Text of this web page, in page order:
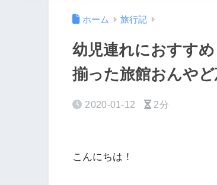
ホーム 旅行記
幼児連れにおすす
揃った旅館おんや
2020-01-12 2分
こんにちは！